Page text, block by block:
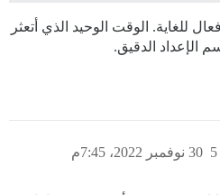
للغاية. الوقت الوحيد الذي أتعثر
الإعداد الدقيق.
30 نوفمبر 2022، 7:45م 5